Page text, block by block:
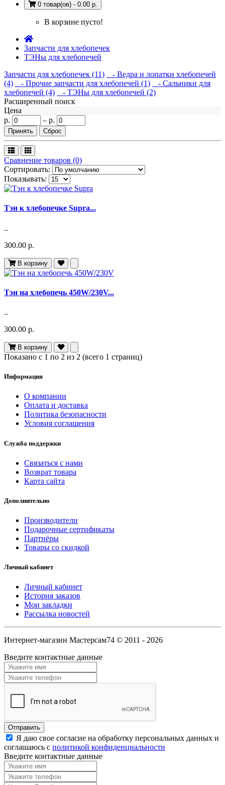
0 товар(ов) - 0.00 р.
В корзине пусто!
Запчасти для хлебопечек
ТЭНы для хлебопечей
Запчасти для хлебопечек (11)
- Ведра и лопатки хлебопечей
(4)
- Прочие запчасти для хлебопечей (1)
- Сальники для
хлебопечей (4)
- ТЭНы для хлебопечей (2)
Расширенный поиск
Цена
р.
– р.
Сравнение товаров (0)
Сортировать:
Показывать:
Тэн к хлебопечке Supra...
..
300.00 р.
В корзину
Тэн на хлебопечь 450W/230V...
..
300.00 р.
В корзину
Показано с 1 по 2 из 2 (всего 1 страниц)
Информация
О компании
Оплата и доставка
Политика безопасности
Условия соглашения
Служба поддержки
Связаться с нами
Возврат товара
Карта сайта
Дополнительно
Производители
Подарочные сертификаты
Партнёры
Товары со скидкой
Личный кабинет
Личный кабинет
История заказов
Мои закладки
Рассылка новостей
Интернет-магазин Мастерсам74 © 2011 - 2026
Введите контактные данные
Я даю свое согласие на обработку персональных данных и
соглашаюсь с политикой конфиденциальности
Введите контактные данные